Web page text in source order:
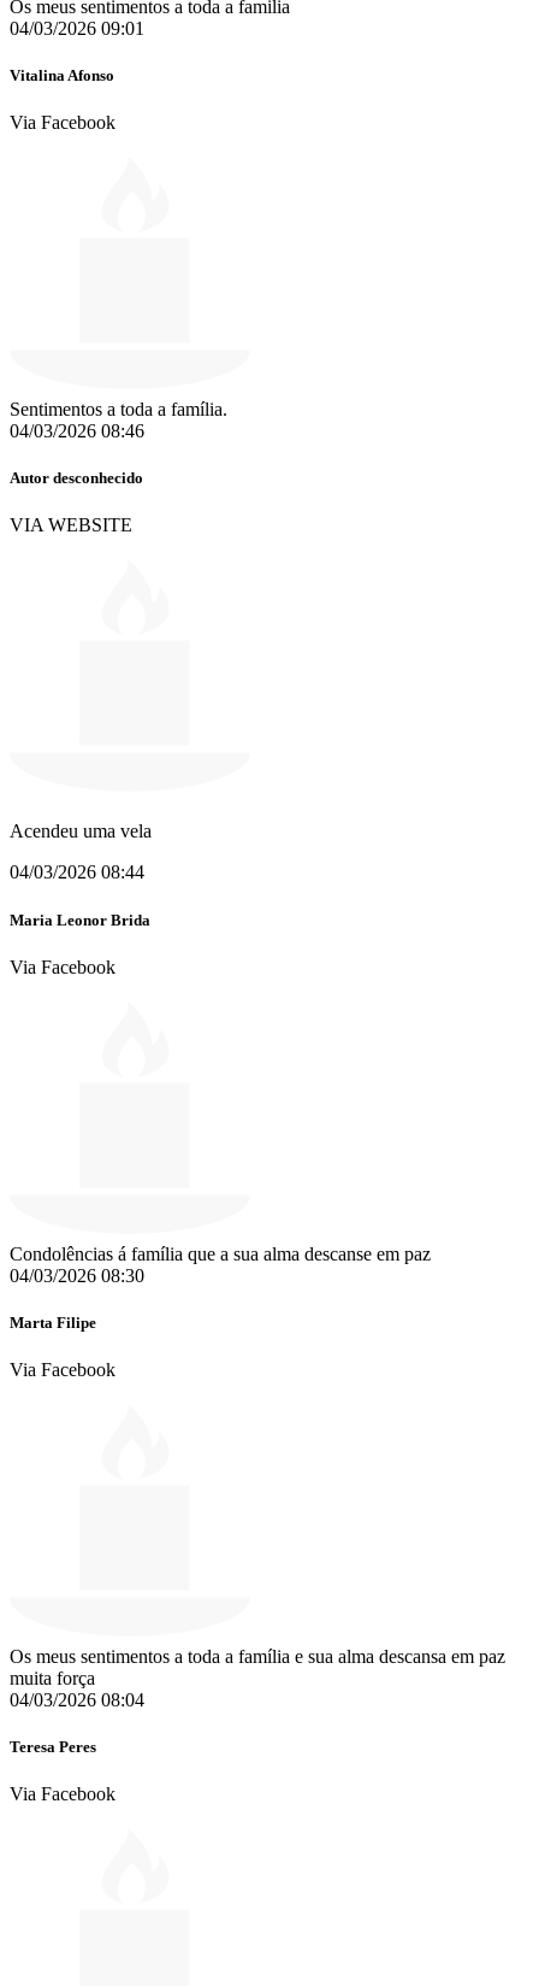
Os meus sentimentos a toda a familia
04/03/2026 09:01
Vitalina Afonso
Via Facebook
Sentimentos a toda a família.
04/03/2026 08:46
Autor desconhecido
VIA WEBSITE
Acendeu uma vela
04/03/2026 08:44
Maria Leonor Brida
Via Facebook
Condolências á família que a sua alma descanse em paz
04/03/2026 08:30
Marta Filipe
Via Facebook
Os meus sentimentos a toda a família e sua alma descansa em paz
muita força
04/03/2026 08:04
Teresa Peres
Via Facebook